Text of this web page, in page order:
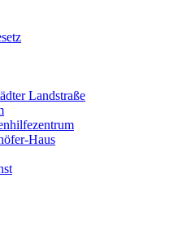
Landstraße
Haus